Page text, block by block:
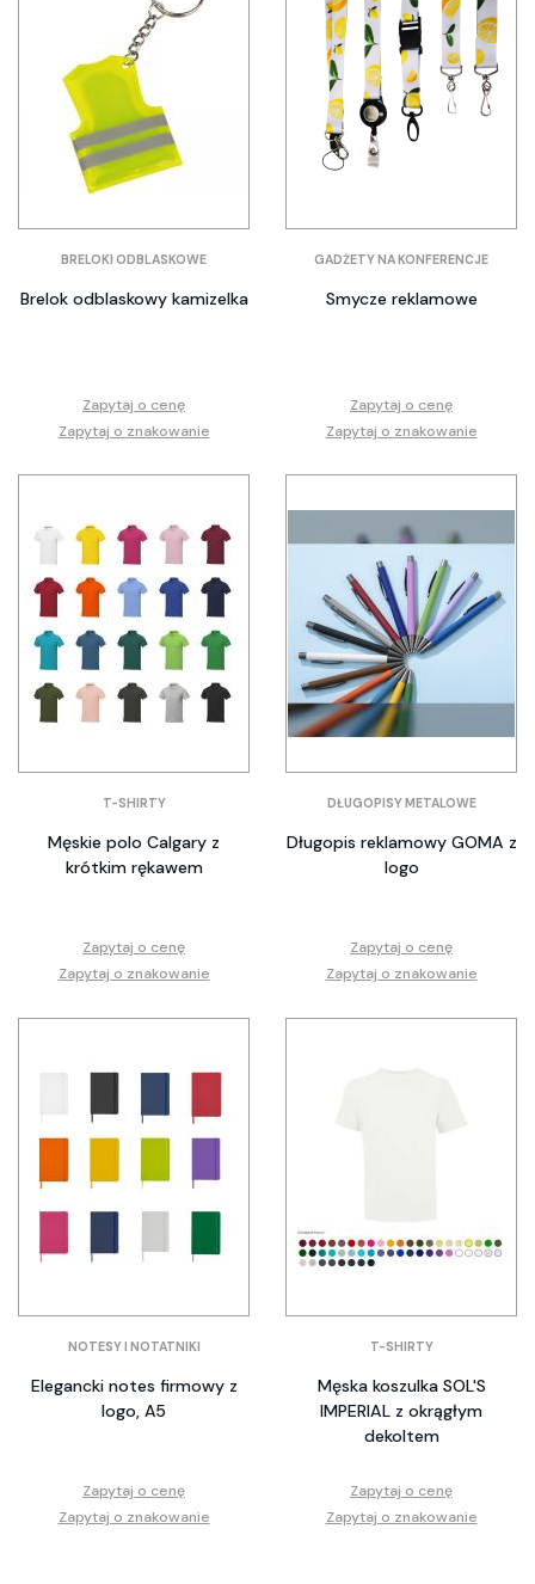
BRELOKI ODBLASKOWE
Brelok odblaskowy kamizelka
Zapytaj o cenę
Zapytaj o znakowanie
GADŻETY NA KONFERENCJE
Smycze reklamowe
Zapytaj o cenę
Zapytaj o znakowanie
T-SHIRTY
Męskie polo Calgary z
krótkim rękawem
Zapytaj o cenę
Zapytaj o znakowanie
DŁUGOPISY METALOWE
Długopis reklamowy GOMA z
logo
Zapytaj o cenę
Zapytaj o znakowanie
NOTESY I NOTATNIKI
Elegancki notes firmowy z
logo, A5
Zapytaj o cenę
Zapytaj o znakowanie
T-SHIRTY
Męska koszulka SOL'S
IMPERIAL z okrągłym
dekoltem
Zapytaj o cenę
Zapytaj o znakowanie